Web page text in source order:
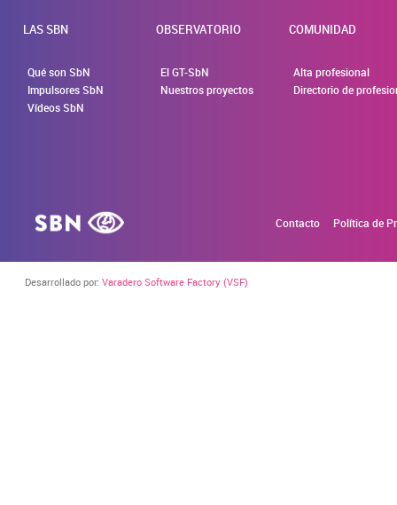
LAS SBN
Qué son SbN
Impulsores SbN
Vídeos SbN
OBSERVATORIO
El GT-SbN
Nuestros proyectos
COMUNIDAD
Alta profesional
Directorio de
Contacto Política de
Desarrollado por: Varadero Software Factory (VSF)